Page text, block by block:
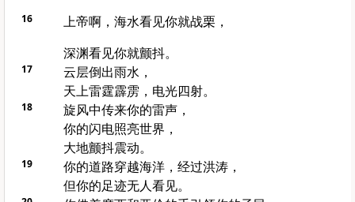
16
上帝啊，海水看见你就战栗，
深渊看见你就颤抖。
17
云层倒出雨水，
天上雷霆霹雳，电光四射。
18
旋风中传来你的雷声，
你的闪电照亮世界，
大地颤抖震动。
19
你的道路穿越海洋，经过洪涛，
但你的足迹无人看见。